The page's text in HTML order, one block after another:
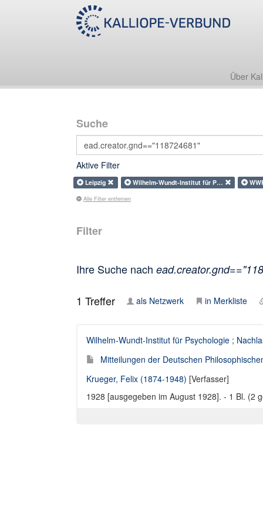
Über
Suche
Aktive Filter
Leipzig Wilhelm-Wundt-Institut für P…
Alle Filter entfernen
Filter
Ihre Suche nach
1 Treffer als Netzwerk in Merkliste
Wilhelm-Wundt-Institut für Psychologie ;
Mitteilungen der Deutschen
Krueger, Felix (1874-1948) [Verfasser]
1928 [ausgegeben im August 1928]. - 1 Bl. (2